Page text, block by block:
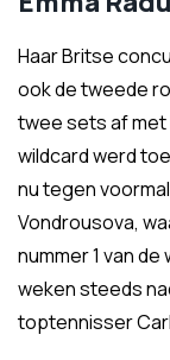
Haar Britse
ook de tweede
twee sets af met
wildcard werd
nu tegen
Vondrousova,
nummer 1 van
weken steeds
toptennisser